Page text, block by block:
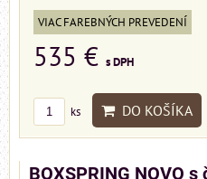
VIAC FAREBNÝCH PREVEDENÍ
535 € s DPH
ks DO KOŠÍKA
BOXSPRING NOVO